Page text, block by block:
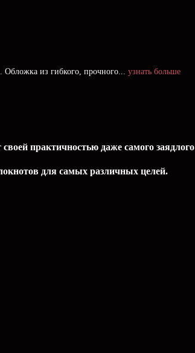
Обложка из гибкого, прочного... узнать больше
практичностью даже самого заядлого
для самых различных целей.